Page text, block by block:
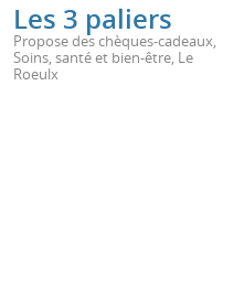
Les 3 paliers
Propose des chèques-cadeaux,
Soins, santé et bien-être, Le
Roeulx